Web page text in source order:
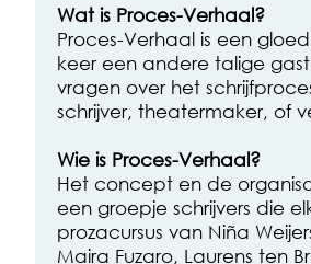
Wat is Proces-Verhaal?
Proces-Verhaal is een
keer een andere talige
vragen over het
schrijver, theatermaker, of
Wie is Proces-Verhaal?
Het concept en de
een groepje schrijvers die
prozacursus van Niña
Maira Fuzaro, Laurens ten